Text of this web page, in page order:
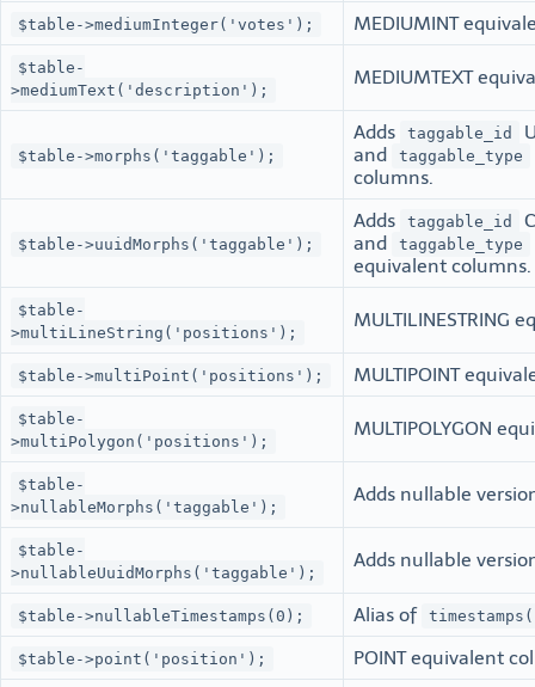
$table->mediumInteger('votes'); MEDIUMINT
$table-
>mediumText('description');
MEDIUMTEXT
$table->morphs('taggable');
Adds taggable_id
and
taggable_type
columns.
$table->uuidMorphs('taggable');
Adds taggable_id
and
taggable_type
equivalent columns.
$table-
>multiLineString('positions');
MULTILINESTRING
$table->multiPoint('positions'); MULTIPOINT
$table-
>multiPolygon('positions');
MULTIPOLYGON
$table-
>nullableMorphs('taggable');
Adds nullable
$table-
>nullableUuidMorphs('taggable');
Adds nullable
$table->nullableTimestamps(0); Alias of
$table->point('position'); POINT equivalent